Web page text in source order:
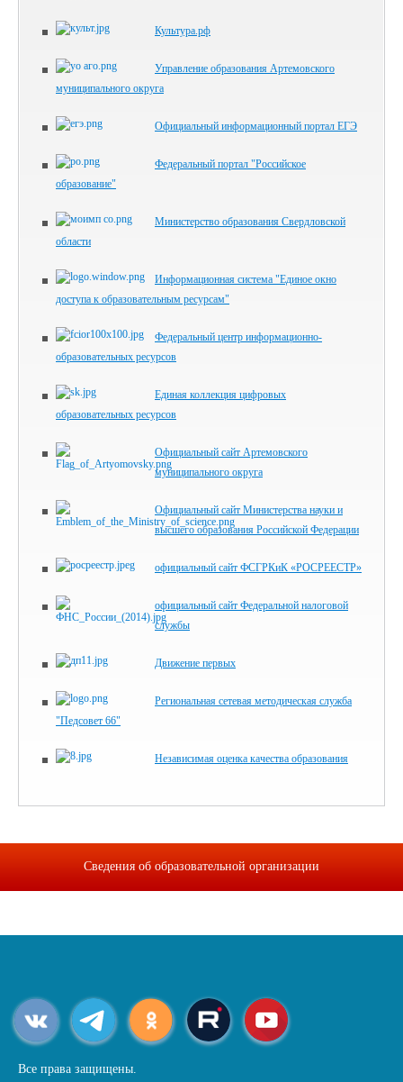
Культура.рф
Управление образования Артемовского
муниципального округа
Официальный информационный портал ЕГЭ
Федеральный портал "Российское
образование"
Министерство образования Свердловской
области
Информационная система "Единое окно
доступа к образовательным ресурсам"
Федеральный центр информационно-
образовательных ресурсов
Единая коллекция цифровых
образовательных ресурсов
Официальный сайт Артемовского
муниципального округа
Официальный сайт Министерства науки и
высшего образования Российской Федерации
официальный сайт ФСГРКиК «РОСРЕЕСТР»
официальный сайт Федеральной налоговой
службы
Движение первых
Региональная сетевая методическая служба
"Педсовет 66"
Независимая оценка качества образования
Сведения об образовательной организации
Все права защищены.